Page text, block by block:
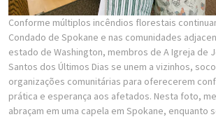
Conforme múltiplos incêndios florestais
Condado de Spokane e nas comunidades
estado de Washington, membros de A Igreja de
Santos dos Últimos Dias se unem a vizinhos,
organizações comunitárias para oferecerem
prática e esperança aos afetados. Nesta foto,
abraçam em uma capela em Spokane, enquanto